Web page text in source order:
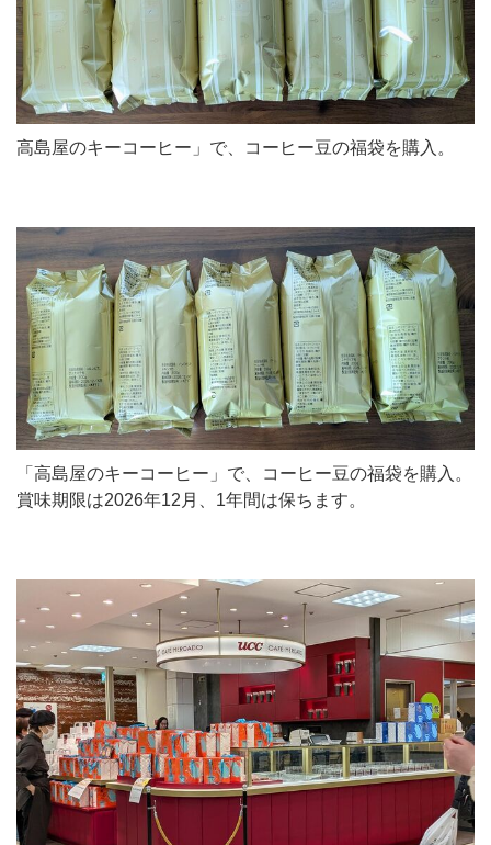
高島屋のキーコーヒー」で、コーヒー豆の福袋を購入。
「高島屋のキーコーヒー」で、コーヒー豆の福袋を購入。
賞味期限は2026年12月、1年間は保ちます。